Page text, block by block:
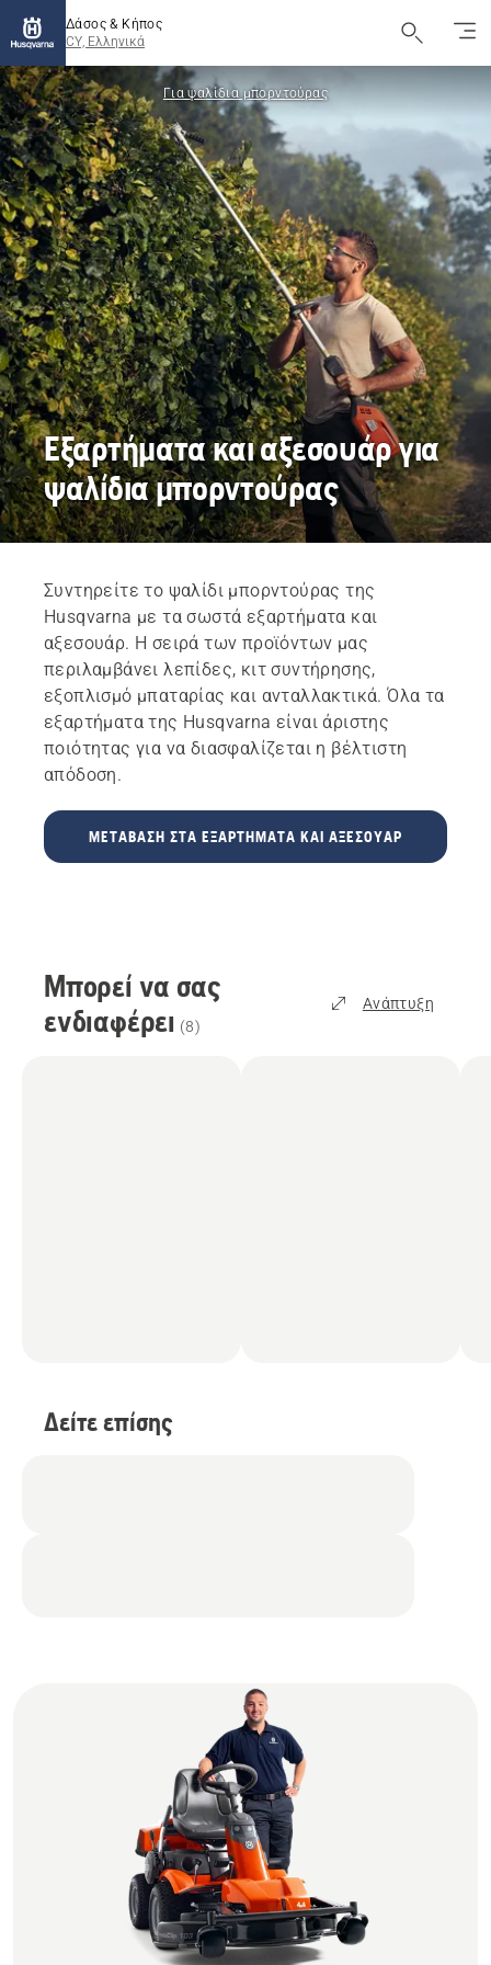
Δάσος & Κήπος
CY, Ελληνικά
Για ψαλίδια μπορντούρας
Εξαρτήματα και αξεσουάρ για
ψαλίδια μπορντούρας
Συντηρείτε το ψαλίδι μπορντούρας της
Husqvarna με τα σωστά εξαρτήματα και
αξεσουάρ. Η σειρά των προϊόντων μας
περιλαμβάνει λεπίδες, κιτ συντήρησης,
εξοπλισμό μπαταρίας και ανταλλακτικά. Όλα τα
εξαρτήματα της Husqvarna είναι άριστης
ποιότητας για να διασφαλίζεται η βέλτιστη
απόδοση.
ΜΕΤΆΒΑΣΗ ΣΤΑ ΕΞΑΡΤΉΜΑΤΑ ΚΑΙ ΑΞΕΣΟΥΆΡ
Μπορεί να σας
ενδιαφέρει (8)
Ανάπτυξη
Δείτε επίσης